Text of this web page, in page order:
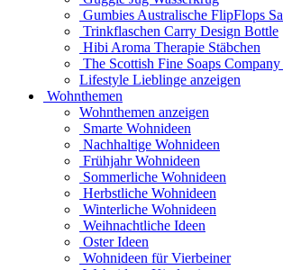
Gumbies Australische FlipFlops
Trinkflaschen Carry Design Bottle
Hibi Aroma Therapie Stäbchen
The Scottish Fine Soaps
Lifestyle Lieblinge anzeigen
Wohnthemen
Wohnthemen anzeigen
Smarte Wohnideen
Nachhaltige Wohnideen
Frühjahr Wohnideen
Sommerliche Wohnideen
Herbstliche Wohnideen
Winterliche Wohnideen
Weihnachtliche Ideen
Oster Ideen
Wohnideen für Vierbeiner